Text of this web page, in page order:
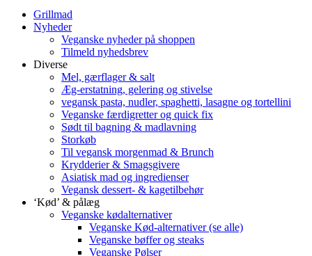
Grillmad
Nyheder
Veganske nyheder på shoppen
Tilmeld nyhedsbrev
Diverse
Mel, gærflager & salt
Æg-erstatning, gelering og stivelse
vegansk pasta, nudler, spaghetti, lasagne og tortellini
Veganske færdigretter og quick fix
Sødt til bagning & madlavning
Storkøb
Til vegansk morgenmad & Brunch
Krydderier & Smagsgivere
Asiatisk mad og ingredienser
Vegansk dessert- & kagetilbehør
‘Kød’ & pålæg
Veganske kødalternativer
Veganske Kød-alternativer (se alle)
Veganske bøffer og steaks
Veganske Pølser